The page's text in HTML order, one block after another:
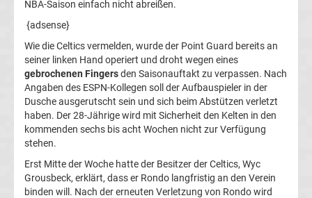
Celtics
Aktuell
Bundesliga
Tabelle
Bundesliga
Ergebnisse
NBA-Saison einfach nicht abreißen.
{adsense}
Wie die Celtics vermelden, wurde der Point Guard bereits an
seiner linken Hand operiert und droht wegen eines
gebrochenen Fingersden Saisonauftakt zu verpassen. Nach
Angaben des ESPN-Kollegen soll der Aufbauspieler in der
Dusche ausgerutscht sein und sich beim Abstützen verletzt
haben. Der 28-Jährige wird mit Sicherheit den Kelten in den
kommenden sechs bis acht Wochen nicht zur Verfügung
stehen.
Erst Mitte der Woche hatte der Besitzer der Celtics, Wyc
Grousbeck, erklärt, dass er Rondo langfristig an den Verein
binden will. Nach der erneuten Verletzung von Rondo wird